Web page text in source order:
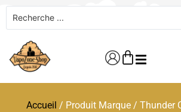
Accueil / Produit Marque / Thunder